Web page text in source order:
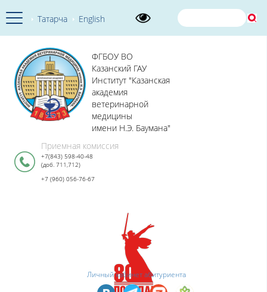
Татарча English
ФГБОУ ВО
Казанский ГАУ
Институт "Казанская
академия
ветеринарной
медицины
имени Н.Э. Баумана"
Приемная комиссия
+7(843) 598-40-48
(доб. 711,712)
+7 (960) 056-76-67
Личный кабинет абитуриента